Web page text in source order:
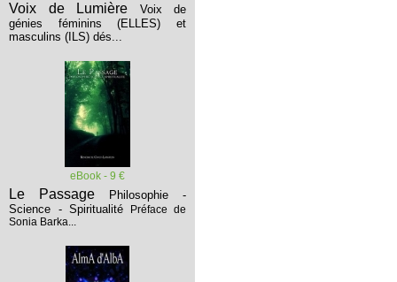
Voix de Lumière
Voix de
génies féminins (ELLES) et
masculins (ILS) dés...
eBook - 9 €
Le Passage
Philosophie -
Science - Spiritualité
Préface de
Sonia Barka...